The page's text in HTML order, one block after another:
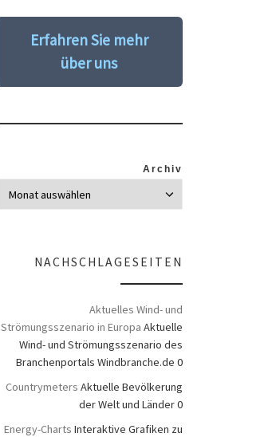
Erfahren Sie mehr
über uns
Archiv
NACHSCHLAGESEITEN
Aktuelles Wind- und
Strömungsszenario in Europa Aktuelle
Wind- und Strömungsszenario des
Branchenportals Windbranche.de 0
Countrymeters Aktuelle Bevölkerung
der Welt und Länder 0
Energy-Charts Interaktive Grafiken zu